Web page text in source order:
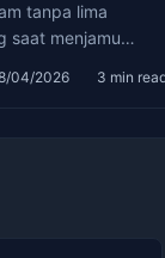
tanpa lima
saat menjamu
Champions di
04/2026 3 min